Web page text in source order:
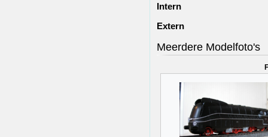
Intern
Extern
Meerdere Modelfoto's